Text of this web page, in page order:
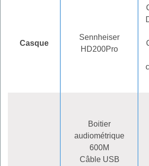
Casque
Sennheiser
HD200Pro
Boitier
audiométrique
600M
Câble USB